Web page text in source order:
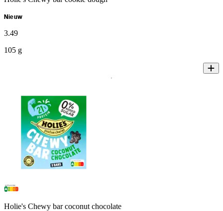
Nieuw
3.49
105 g
Holie's Chewy bar coconut chocolate